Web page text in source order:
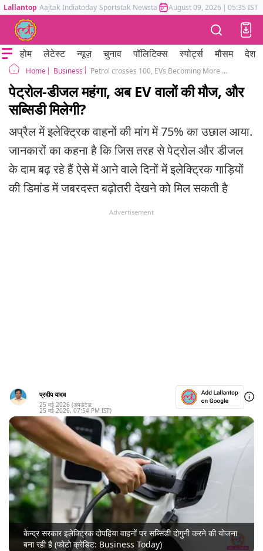
Lallantop Aajtak Indiatoday Sportstak Newstak Mumbai Tak Astrotak
August 09, 2026 | 05:35 IST
होम लेटेस्ट न्यूज़ चुनाव पॉलिटिक्स स्पोर्ट्स मौसम देश
Home Business Petrol crosses 100, EVs Becoming More Attractive
पेट्रोल-डीजल महंगा, अब EV वालों की मौज, और
सब्सिडी मिलेगी?
अप्रैल में इलेक्ट्रिक वाहनों की मांग में 75% का उछाल आया.
जानकारों का कहना है कि जिस तरह से पेट्रोल और डीजल
के दाम बढ़ रहे हैं ऐसे में आने वाले दिनों में इलेक्ट्रिक गाड़ियों
की डिमांड में जबरदस्त बढ़ोतरी देखने को मिल सकती है
Advertisement
प्रदीप यादव
25 मई 2026 (अपडेटेड:
25 मई 2026, 07:54 PM IST)
केन्द्र सरकार इलेक्ट्रिक दोपहिया वाहनों पर सब्सिडी दोगुनी करने की योजना
बना रही है (फोटो क्रेडिट: Business Today)